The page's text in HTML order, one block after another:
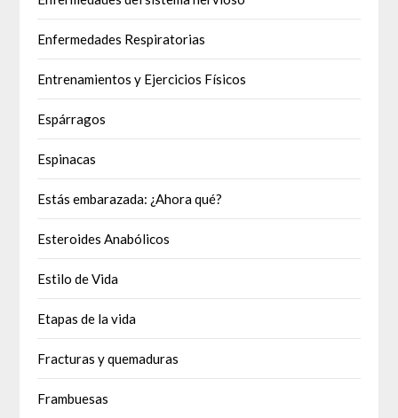
Enfermedades Respiratorias
Entrenamientos y Ejercicios Físicos
Espárragos
Espinacas
Estás embarazada: ¿Ahora qué?
Esteroides Anabólicos
Estilo de Vida
Etapas de la vida
Fracturas y quemaduras
Frambuesas